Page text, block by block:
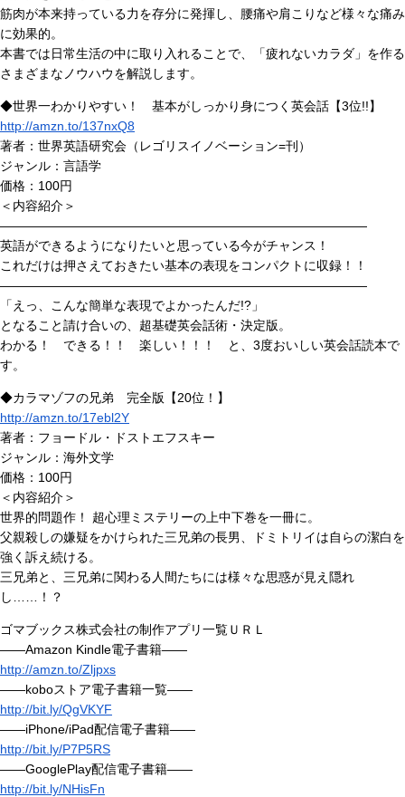
筋肉が本来持っている力を存分に発揮し、腰痛や肩こりなど様々な痛み
に効果的。
本書では日常生活の中に取り入れることで、「疲れないカラダ」を作る
さまざまなノウハウを解説します。
◆世界一わかりやすい！ 基本がしっかり身につく英会話【3位!!】
http://amzn.to/137nxQ8
著者：世界英語研究会（レゴリスイノベーション=刊）
ジャンル：言語学
価格：100円
＜内容紹介＞
―――――――――――――――――――――――――――――
英語ができるようになりたいと思っている今がチャンス！
これだけは押さえておきたい基本の表現をコンパクトに収録！！
―――――――――――――――――――――――――――――
「えっ、こんな簡単な表現でよかったんだ!?」
となること請け合いの、超基礎英会話術・決定版。
わかる！ できる！！ 楽しい！！！ と、3度おいしい英会話読本で
す。
◆カラマゾフの兄弟 完全版【20位！】
http://amzn.to/17ebl2Y
著者：フョードル・ドストエフスキー
ジャンル：海外文学
価格：100円
＜内容紹介＞
世界的問題作！ 超心理ミステリーの上中下巻を一冊に。
父親殺しの嫌疑をかけられた三兄弟の長男、ドミトリイは自らの潔白を
強く訴え続ける。
三兄弟と、三兄弟に関わる人間たちには様々な思惑が見え隠れ
し……！？
ゴマブックス株式会社の制作アプリ一覧ＵＲＬ
――Amazon Kindle電子書籍――
http://amzn.to/Zljpxs
――koboストア電子書籍一覧――
http://bit.ly/QgVKYF
――iPhone/iPad配信電子書籍――
http://bit.ly/P7P5RS
――GooglePlay配信電子書籍――
http://bit.ly/NHisFn